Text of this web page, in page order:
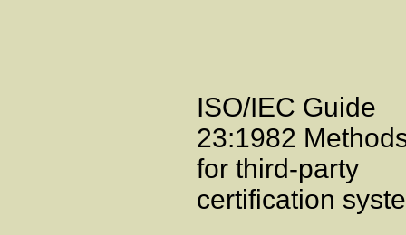
ISO/IEC Guide
23:1982
for third-party
certification